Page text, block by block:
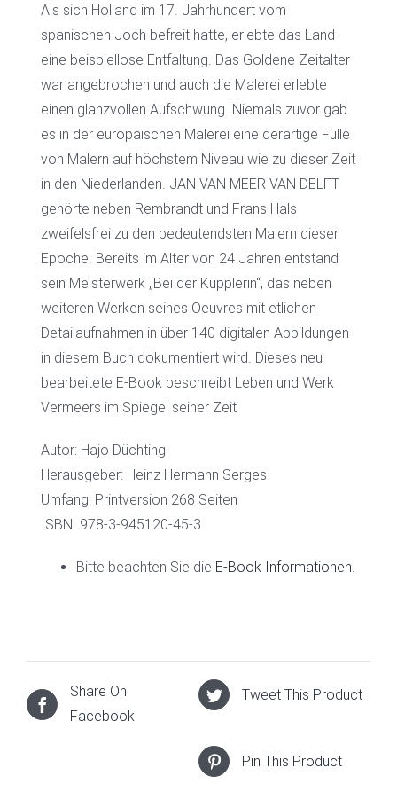
Als sich Holland im 17. Jahrhundert vom
spanischen Joch befreit hatte, erlebte das Land
eine beispiellose Entfaltung. Das Goldene Zeitalter
war angebrochen und auch die Malerei erlebte
einen glanzvollen Aufschwung. Niemals zuvor gab
es in der europäischen Malerei eine derartige Fülle
von Malern auf höchstem Niveau wie zu dieser Zeit
in den Niederlanden. JAN VAN MEER VAN DELFT
gehörte neben Rembrandt und Frans Hals
zweifelsfrei zu den bedeutendsten Malern dieser
Epoche. Bereits im Alter von 24 Jahren entstand
sein Meisterwerk „Bei der Kupplerin“, das neben
weiteren Werken seines Oeuvres mit etlichen
Detailaufnahmen in über 140 digitalen Abbildungen
in diesem Buch dokumentiert wird. Dieses neu
bearbeitete E-Book beschreibt Leben und Werk
Vermeers im Spiegel seiner Zeit
Autor: Hajo Düchting
Herausgeber: Heinz Hermann Serges
Umfang: Printversion 268 Seiten
ISBN 978-3-945120-45-3
Bitte beachten Sie die E-Book Informationen
Share On
Facebook
Tweet This Product
Pin This Product